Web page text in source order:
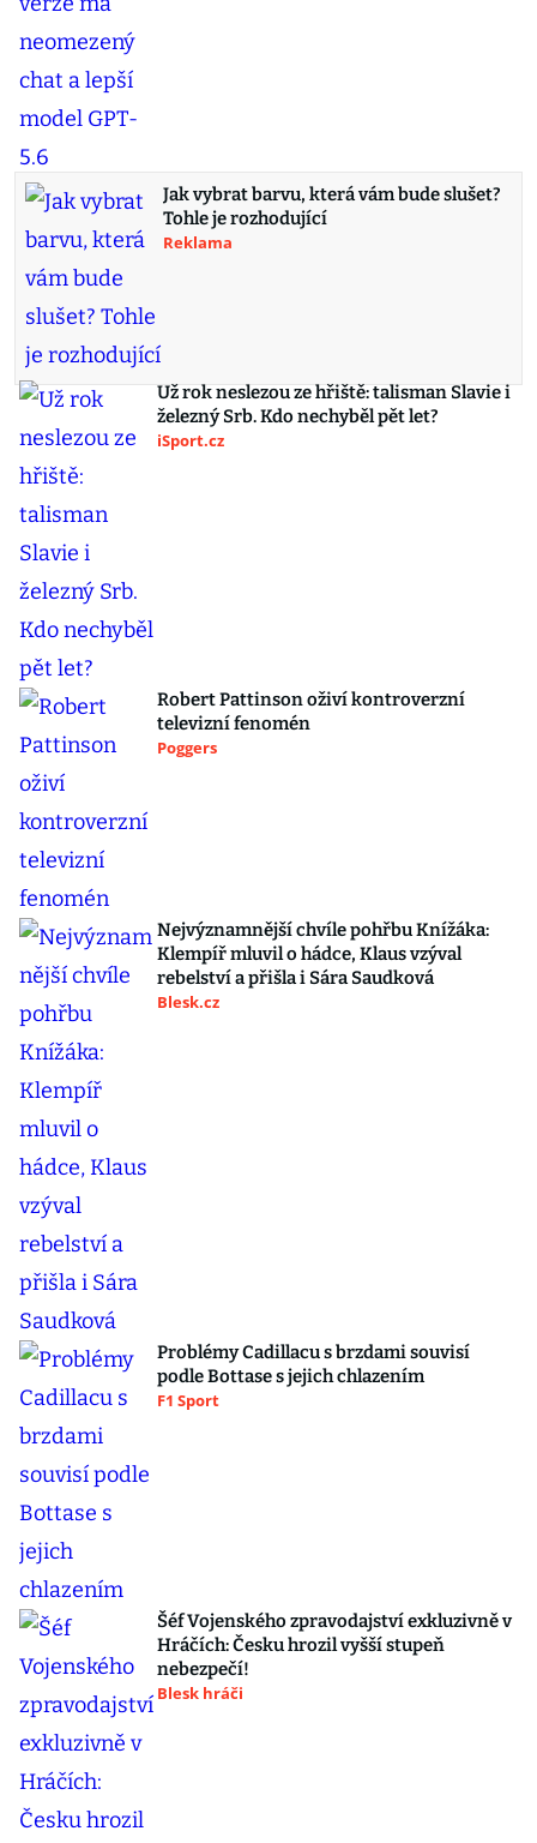
Jak vybrat barvu, která vám bude slušet?
Tohle je rozhodující
Reklama
Už rok neslezou ze hřiště: talisman Slavie i
železný Srb. Kdo nechyběl pět let?
iSport.cz
Robert Pattinson oživí kontroverzní
televizní fenomén
Poggers
Nejvýznamnější chvíle pohřbu Knížáka:
Klempíř mluvil o hádce, Klaus vzýval
rebelství a přišla i Sára Saudková
Blesk.cz
Problémy Cadillacu s brzdami souvisí
podle Bottase s jejich chlazením
F1 Sport
Šéf Vojenského zpravodajství exkluzivně v
Hráčích: Česku hrozil vyšší stupeň
nebezpečí!
Blesk hráči